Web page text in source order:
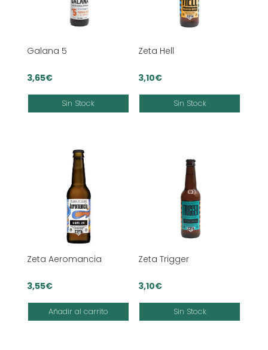
Galana 5
3,65€
Sin Stock
Zeta Hell
3,10€
Sin Stock
Zeta Aeromancia
3,55€
Añadir al carrito
Zeta Trigger
3,10€
Sin Stock